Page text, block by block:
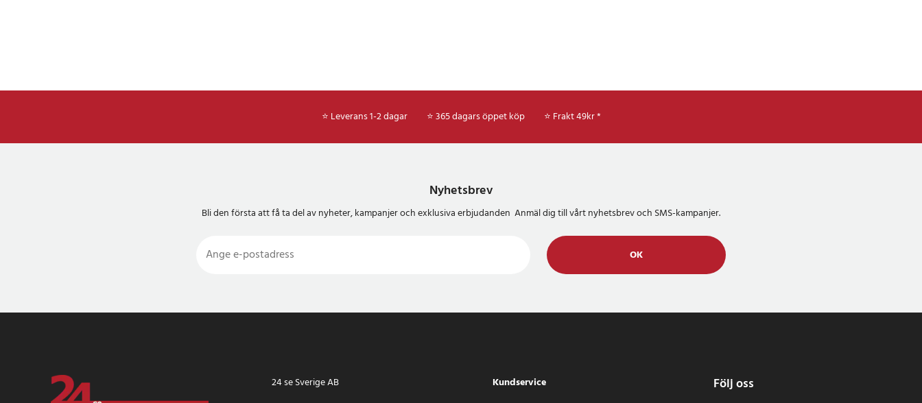
⭐ Leverans 1-2 dagar ⭐ 365 dagars öppet köp ⭐ Frakt 49kr *
Nyhetsbrev
Bli den första att få ta del av nyheter, kampanjer och exklusiva erbjudanden Anmäl dig till vårt nyhetsbrev och SMS-kampanjer.
OK
24 se Sverige AB
Kundservice
Följ oss